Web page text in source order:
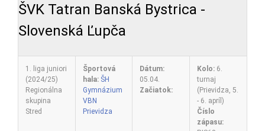
ŠVK Tatran Banská Bystrica -
Slovenská Ľupča
1. liga juniori
(2024/25)
Regionálna
skupina
Stred
Športová
hala: ŠH
Gymnázium
VBN
Prievidza
Dátum:
05.04.
Začiatok:
Kolo:6.
turnaj
(Prievidza, 5.
- 6. apríl)
Číslo
zápasu: